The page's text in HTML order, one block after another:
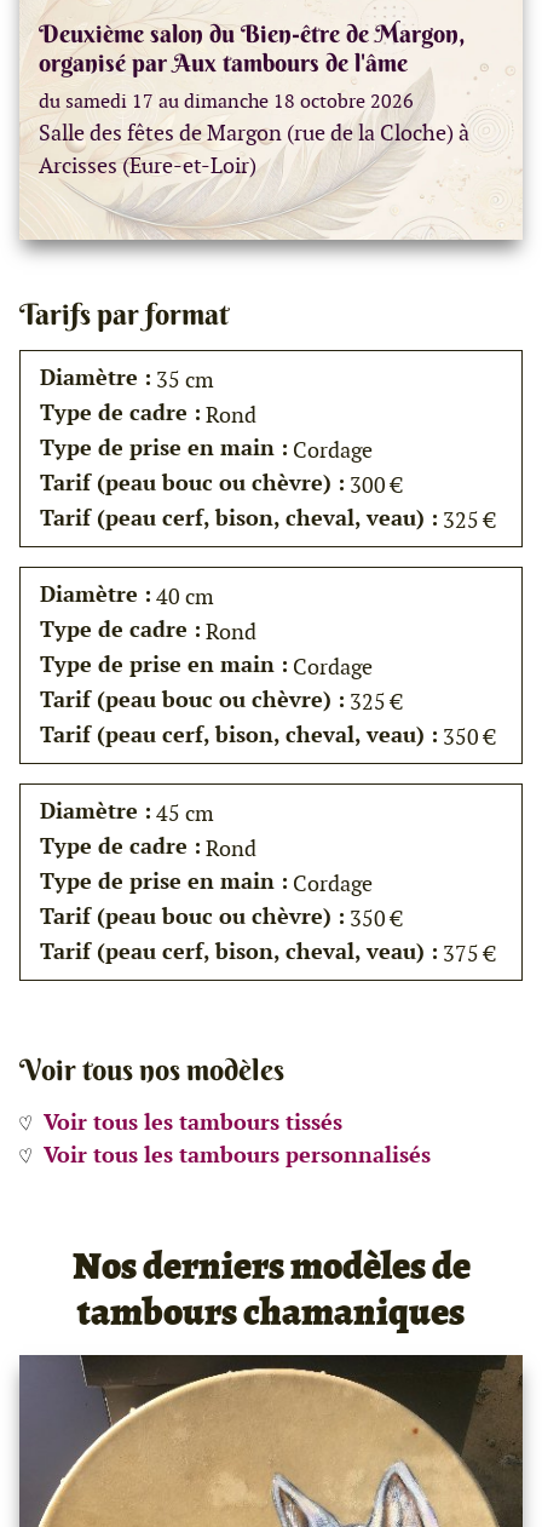
Deuxième salon du Bien-être de Margon,
organisé par Aux tambours de l'âme
du samedi 17 au dimanche 18 octobre 2026
Salle des fêtes de Margon (rue de la Cloche) à
Arcisses (Eure-et-Loir)
Tarifs par format
Diamètre : 35 cm
Type de cadre : Rond
Type de prise en main : Cordage
Tarif (peau bouc ou chèvre) : 300 €
Tarif (peau cerf, bison, cheval, veau) : 325 €
Diamètre : 40 cm
Type de cadre : Rond
Type de prise en main : Cordage
Tarif (peau bouc ou chèvre) : 325 €
Tarif (peau cerf, bison, cheval, veau) : 350 €
Diamètre : 45 cm
Type de cadre : Rond
Type de prise en main : Cordage
Tarif (peau bouc ou chèvre) : 350 €
Tarif (peau cerf, bison, cheval, veau) : 375 €
Voir tous nos modèles
Voir tous les tambours tissés
Voir tous les tambours personnalisés
Nos derniers modèles de
tambours chamaniques